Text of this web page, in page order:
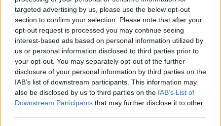
targeted advertising by us, please use the below opt-out
section to confirm your selection. Please note that after your
opt-out request is processed you may continue seeing
interest-based ads based on personal information utilized by
us or personal information disclosed to third parties prior to
your opt-out. You may separately opt-out of the further
disclosure of your personal information by third parties on the
IAB’s list of downstream participants. This information may
also be disclosed by us to third parties on the IAB’s List of
Downstream Participants that may further disclose it to other
termine per se stesso e per i propri cari.
“Il taglio di questi legami ha causato a molti l’esperienza,
l’angoscia, l’angoscia e la potenziale perdita finanziaria
poiché anche le loro strategie finanziarie potrebbero
cambiare.”
James Green prosegue affermando che la questione si estende
anche alle banche del Regno Unito.
La maggior parte delle principali banche del Regno Unito ha
già informato i clienti che non saranno più in grado di fornire
Regno Unito.